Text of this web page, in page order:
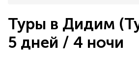
Туры в Дидим
5 дней / 4 ночи